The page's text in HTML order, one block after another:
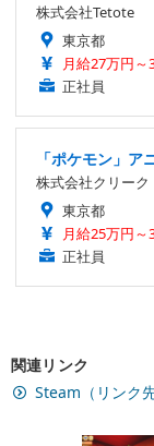
株式会社Tetote
東京都
月給27万円～
正社員
「ポケモン」
株式会社クリー
東京都
月給25万円～
正社員
関連リンク
Steam（リンク